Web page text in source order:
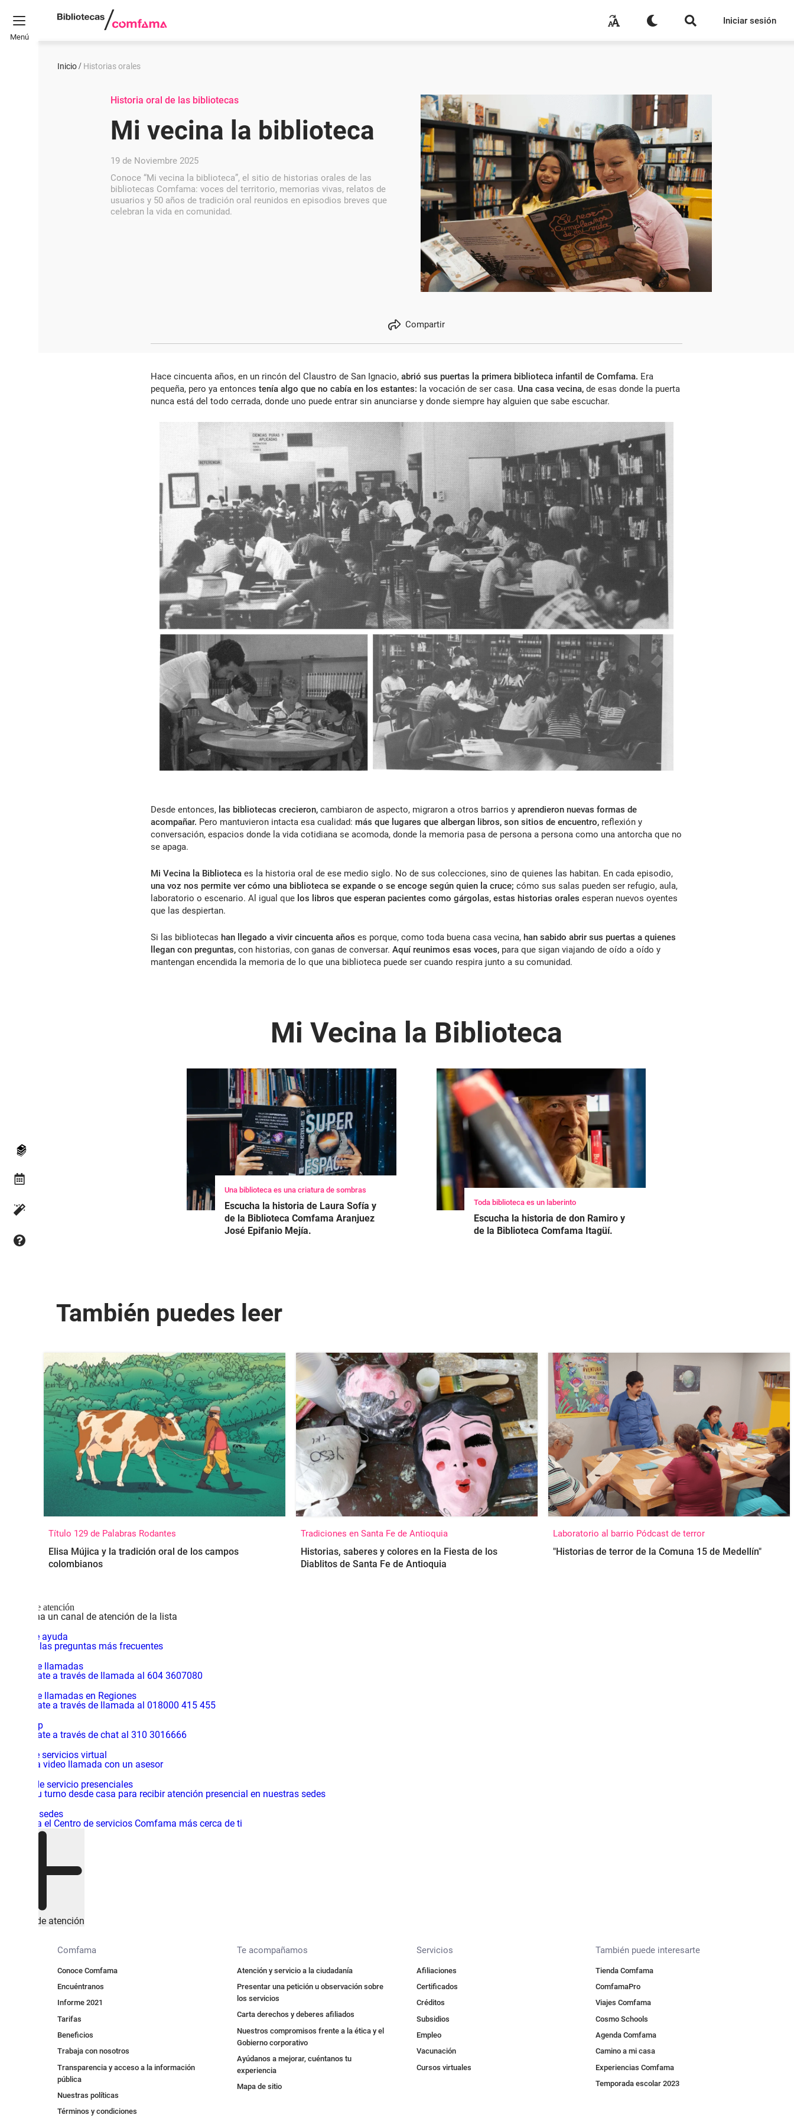
Menú
Iniciar sesión
Inicio Historias orales
Historia oral de las bibliotecas
Mi vecina la biblioteca
19 de Noviembre 2025
Conoce “Mi vecina la biblioteca”, el sitio de historias orales de las
bibliotecas Comfama: voces del territorio, memorias vivas, relatos de
usuarios y 50 años de tradición oral reunidos en episodios breves que
celebran la vida en comunidad.
Compartir
Hace cincuenta años, en un rincón del Claustro de San Ignacio, abrió sus puertas la primera biblioteca infantil de Comfama. Era
pequeña, pero ya entonces tenía algo que no cabía en los estantes: la vocación de ser casa. Una casa vecina, de esas donde la puerta
nunca está del todo cerrada, donde uno puede entrar sin anunciarse y donde siempre hay alguien que sabe escuchar.
Desde entonces, las bibliotecas crecieron, cambiaron de aspecto, migraron a otros barrios y aprendieron nuevas formas de
acompañar. Pero mantuvieron intacta esa cualidad: más que lugares que albergan libros, son sitios de encuentro,reflexión y
conversación, espacios donde la vida cotidiana se acomoda, donde la memoria pasa de persona a persona como una antorcha que no
se apaga.
Mi Vecina la Bibliotecaes la historia oral de ese medio siglo. No de sus colecciones, sino de quienes las habitan. En cada episodio,
una voz nos permite ver cómo una biblioteca se expande o se encoge según quien la cruce; cómo sus salas pueden ser refugio, aula,
laboratorio o escenario. Al igual que los libros que esperan pacientes como gárgolas, estas historias orales esperan nuevos oyentes
que las despiertan.
Si las bibliotecas han llegado a vivir cincuenta años es porque, como toda buena casa vecina,han sabido abrir sus puertas a quienes
llegan con preguntas, con historias, con ganas de conversar. Aquí reunimos esas voces, para que sigan viajando de oído a oído y
mantengan encendida la memoria de lo que una biblioteca puede ser cuando respira junto a su comunidad.
Mi Vecina la Biblioteca
Una biblioteca es una criatura de sombras
Escucha la historia de Laura Sofía y
de la Biblioteca Comfama Aranjuez
José Epifanio Mejía.
Toda biblioteca es un laberinto
Escucha la historia de don Ramiro y
de la Biblioteca Comfama Itagüí.
También puedes leer
Título 129 de Palabras Rodantes
Elisa Mújica y la tradición oral de los campos
colombianos
Tradiciones en Santa Fe de Antioquia
Historias, saberes y colores en la Fiesta de los
Diablitos de Santa Fe de Antioquia
Laboratorio al barrio Pódcast de terror
"Historias de terror de la Comuna 15 de Medellín"
Canales de atención
Selecciona un canal de atención de la lista
Centro de ayuda
Consulta las preguntas más frecuentes
Central de llamadas
Comunícate a través de llamada al 604 3607080
Central de llamadas en Regiones
Comunícate a través de llamada al 018000 415 455
WhatsApp
Comunícate a través de chat al 310 3016666
Centro de servicios virtual
Inicia una video llamada con un asesor
Centros de servicio presenciales
Solicita tu turno desde casa para recibir atención presencial en nuestras sedes
Mapa de sedes
Encuentra el Centro de servicios Comfama más cerca de ti
Canales de atención
Comfama
Conoce Comfama
Encuéntranos
Informe 2021
Tarifas
Beneficios
Trabaja con nosotros
Transparencia y acceso a la información
pública
Nuestras políticas
Términos y condiciones
Te acompañamos
Atención y servicio a la ciudadanía
Presentar una petición u observación sobre
los servicios
Carta derechos y deberes afiliados
Nuestros compromisos frente a la ética y el
Gobierno corporativo
Ayúdanos a mejorar, cuéntanos tu
experiencia
Mapa de sitio
Servicios
Afiliaciones
Certificados
Créditos
Subsidios
Empleo
Vacunación
Cursos virtuales
También puede interesarte
Tienda Comfama
ComfamaPro
Viajes Comfama
Cosmo Schools
Agenda Comfama
Camino a mi casa
Experiencias Comfama
Temporada escolar 2023